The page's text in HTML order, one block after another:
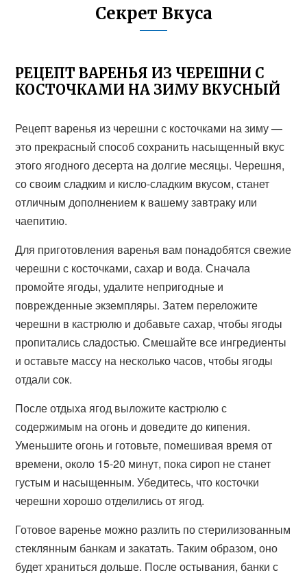
Секрет Вкуса
РЕЦЕПТ ВАРЕНЬЯ ИЗ ЧЕРЕШНИ С
КОСТОЧКАМИ НА ЗИМУ ВКУСНЫЙ
Рецепт варенья из черешни с косточками на зиму —
это прекрасный способ сохранить насыщенный вкус
этого ягодного десерта на долгие месяцы. Черешня,
со своим сладким и кисло-сладким вкусом, станет
отличным дополнением к вашему завтраку или
чаепитию.
Для приготовления варенья вам понадобятся свежие
черешни с косточками, сахар и вода. Сначала
промойте ягоды, удалите непригодные и
поврежденные экземпляры. Затем переложите
черешни в кастрюлю и добавьте сахар, чтобы ягоды
пропитались сладостью. Смешайте все ингредиенты
и оставьте массу на несколько часов, чтобы ягоды
отдали сок.
После отдыха ягод выложите кастрюлю с
содержимым на огонь и доведите до кипения.
Уменьшите огонь и готовьте, помешивая время от
времени, около 15-20 минут, пока сироп не станет
густым и насыщенным. Убедитесь, что косточки
черешни хорошо отделились от ягод.
Готовое варенье можно разлить по стерилизованным
стеклянным банкам и закатать. Таким образом, оно
будет храниться дольше. После остывания, банки с